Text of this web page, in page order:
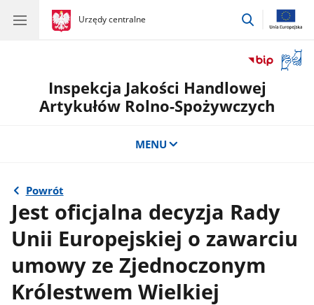
gov.pl
Urzędy centralne
gov.pl
Urzędy
przejdź
okno
Inspekcja Jakości Handlowej
Artykułów Rolno-Spożywczych
MENU
Powrót
Jest oficjalna decyzja Rady
Unii Europejskiej o zawarciu
umowy ze Zjednoczonym
Królestwem Wielkiej